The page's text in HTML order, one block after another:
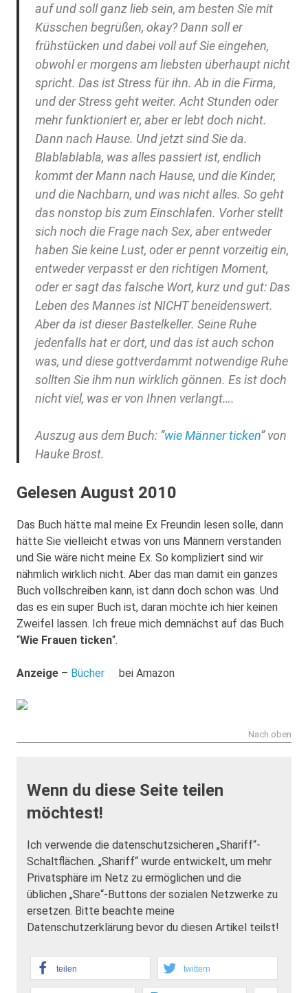
auf und soll ganz lieb sein, am besten Sie mit
Küsschen begrüßen, okay? Dann soll er
frühstücken und dabei voll auf Sie eingehen,
obwohl er morgens am liebsten überhaupt nicht
spricht. Das ist Stress für ihn. Ab in die Firma,
und der Stress geht weiter. Acht Stunden oder
mehr funktioniert er, aber er lebt doch nicht.
Dann nach Hause. Und jetzt sind Sie da.
Blablablabla, was alles passiert ist, endlich
kommt der Mann nach Hause, und die Kinder,
und die Nachbarn, und was nicht alles. So geht
das nonstop bis zum Einschlafen. Vorher stellt
sich noch die Frage nach Sex, aber entweder
haben Sie keine Lust, oder er pennt vorzeitig ein,
entweder verpasst er den richtigen Moment,
oder er sagt das falsche Wort, kurz und gut: Das
Leben des Mannes ist NICHT beneidenswert.
Aber da ist dieser Bastelkeller. Seine Ruhe
jedenfalls hat er dort, und das ist auch schon
was, und diese gottverdammt notwendige Ruhe
sollten Sie ihm nun wirklich gönnen. Es ist doch
nicht viel, was er von Ihnen verlangt….
Auszug aus dem Buch: “wie Männer ticken” von
Hauke Brost.
Gelesen August 2010
Das Buch hätte mal meine Ex Freundin lesen solle, dann
hätte Sie vielleicht etwas von uns Männern verstanden
und Sie wäre nicht meine Ex. So kompliziert sind wir
nähmlich wirklich nicht. Aber das man damit ein ganzes
Buch vollschreiben kann, ist dann doch schon was. Und
das es ein super Buch ist, daran möchte ich hier keinen
Zweifel lassen. Ich freue mich demnächst auf das Buch
“Wie Frauen ticken“.
Anzeige – Bücher bei Amazon
Nach oben
Wenn du diese Seite teilen
möchtest!
Ich verwende die datenschutzsicheren „Shariff“-
Schaltflächen. „Shariff“ wurde entwickelt, um mehr
Privatsphäre im Netz zu ermöglichen und die
üblichen „Share“-Buttons der sozialen Netzwerke zu
ersetzen. Bitte beachte meine
Datenschutzerklärung bevor du diesen Artikel teilst!
teilen twittern